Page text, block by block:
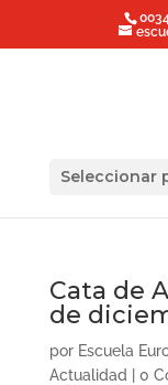
Seleccionar
Cata de
de
por Escuela
Actualidad
0